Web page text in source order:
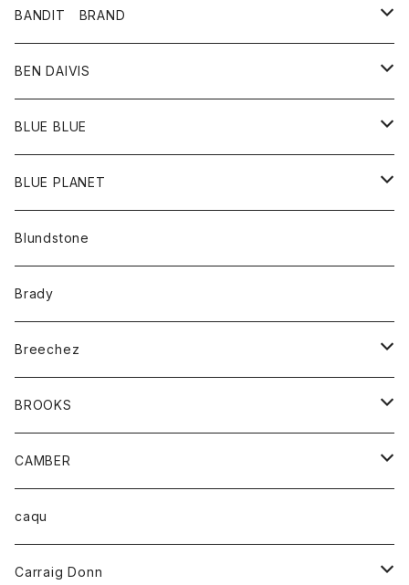
パンツ
靴
革ジャケット
アクセサリー
バッグ
ポーチ
BANDIT BRAND
トップス
Ｔシャツ
BEN DAIVIS
ポトム
パンツ
BLUE BLUE
アウター
カーディガン
コート
アクセサリー
バッグ
ベルト
キッズ
Tシャツ
グッズ
アンダーウェアー
カードホルダー
トップス
カーディガン
ボトム
オーバーオール
ショートパンツ
レディース
オーバーオール
BLUE PLANET
サングラス
Blundstone
Brady
Breechez
シャツ
BROOKS
グッズ
靴
CAMBER
トップス
ハーフスリーブTシャツ
caqu
Carraig Donn